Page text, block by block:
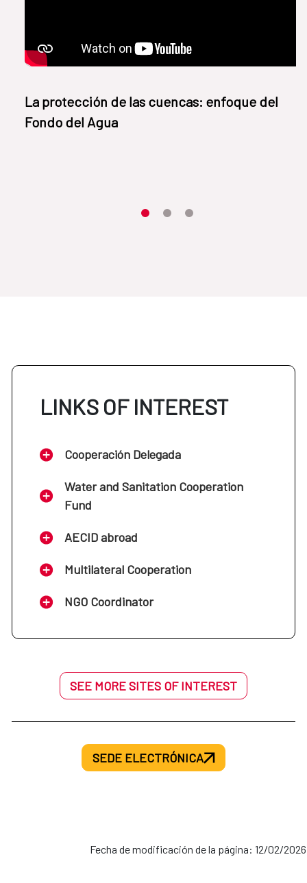
La protección de las cuencas: enfoque del
Fondo del Agua
Item 1Item2Item3
LINKS OF INTEREST
Cooperación Delegada
Water and Sanitation Cooperation
Fund
AECID abroad
Multilateral Cooperation
NGO Coordinator
SEE MORE SITES OF INTEREST
SEDE ELECTRÓNICA
Fecha de modificación de la página: 12/02/2026